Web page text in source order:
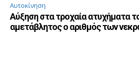
Αυτοκίνηση
Αύξηση στα τροχαία ατυχήματα
αμετάβλητος ο αριθμός των